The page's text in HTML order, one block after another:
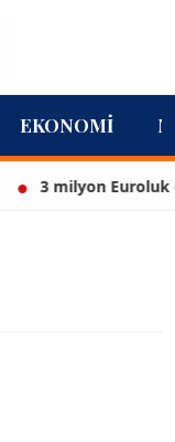
EKONOMI
3 milyon Euroluk